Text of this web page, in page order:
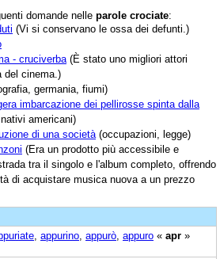
domande nelle parole crociate:
(Vi si conservano le ossa dei defunti.)
- cruciverba (È stato uno migliori attori
del cinema.)
germania, fiumi)
imbarcazione dei pellirosse spinta dalla
americani)
di una società (occupazioni, legge)
(Era un prodotto più accessibile e
tra il singolo e l'album completo, offrendo
di acquistare musica nuova a un prezzo
appurino appurò appuro « apr »